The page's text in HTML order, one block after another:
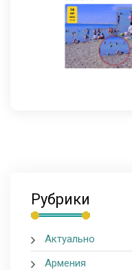
Рубрики
Актуально
Армения